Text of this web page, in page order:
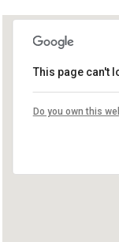
Turun
This page can't
Do you own this